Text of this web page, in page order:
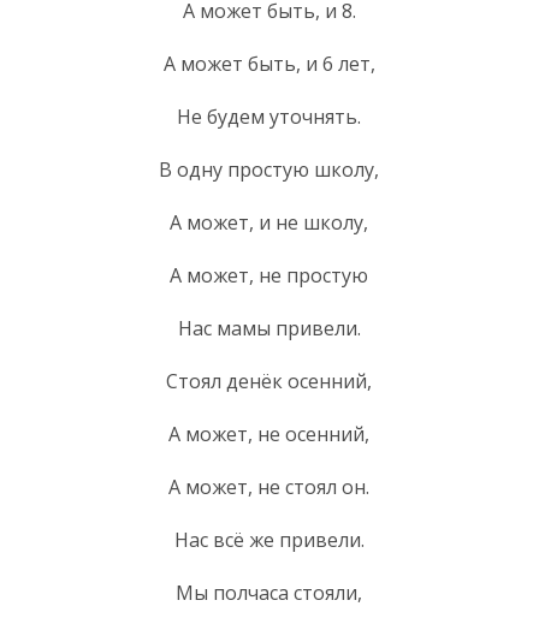
А может быть, и 8.
А может быть, и 6 лет,
Не будем уточнять.
В одну простую школу,
А может, и не школу,
А может, не простую
Нас мамы привели.
Стоял денёк осенний,
А может, не осенний,
А может, не стоял он.
Нас всё же привели.
Мы полчаса стояли,